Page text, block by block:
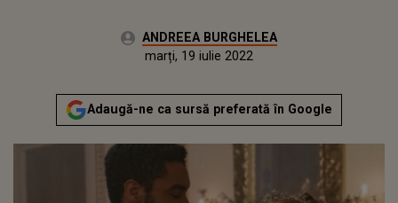
Autor:ANDREEA BURGHELEA
Actualizat:
marți, 19 iulie 2022
Adaugă-ne ca sursă preferată în Google